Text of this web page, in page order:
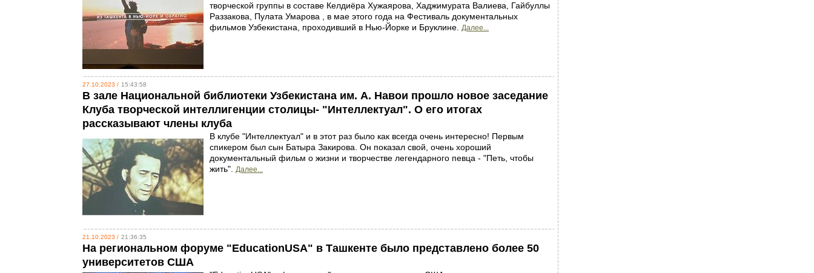
творческой группы в составе Келдиёра Хужаярова, Хаджимурата Валиева, Гайбуллы
Раззакова, Пулата Умарова , в мае этого года на Фестиваль документальных
фильмов Узбекистана, проходивший в Нью-Йорке и Бруклине. Далее...
27.10.2023 / 15:43:58
В зале Национальной библиотеки Узбекистана им. А. Навои прошло новое заседание
Клуба творческой интеллигенции столицы- "Интеллектуал". О его итогах
рассказывают члены клуба
В клубе "Интеллектуал" и в этот раз было как всегда очень интересно! Первым
спикером был сын Батыра Закирова. Он показал свой, очень хороший
документальный фильм о жизни и творчестве легендарного певца - "Петь, чтобы
жить". Далее...
21.10.2023 / 21:36:35
На региональном форуме "EducationUSA" в Ташкенте было представлено более 50
университетов США